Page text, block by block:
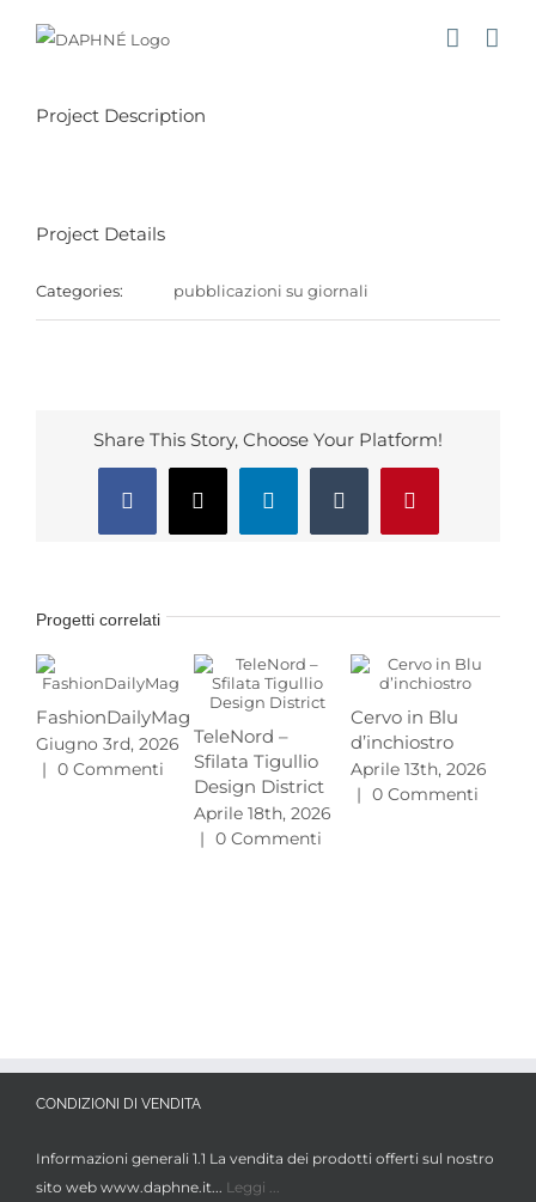
Project Description
Project Details
Categories: pubblicazioni su giornali
Share This Story, Choose Your Platform!
Facebook
X LinkedInTumblr Pinterest
Progetti correlati
FashionDailyMag
Giugno 3rd, 2026
| 0 Commenti
TeleNord –
Sfilata Tigullio
Design District
Aprile 18th, 2026
| 0 Commenti
Cervo in Blu
d’inchiostro
Aprile 13th, 2026
| 0 Commenti
CONDIZIONI DI VENDITA
Informazioni generali 1.1 La vendita dei prodotti offerti sul nostro
sito web www.daphne.it... Leggi ...